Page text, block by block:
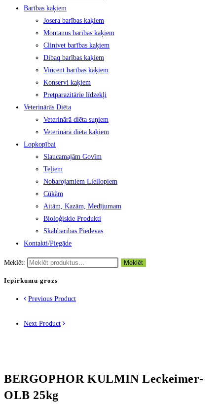
Barības kaķiem
Josera barības kaķiem
Montanus barības kaķiem
Clinivet barības kaķiem
Dibaq barības kaķiem
Vincent barības kaķiem
Konservi kaķiem
Pretparazitārie līdzekļi
Veterinārās Diēta
Veterinārā diēta suņiem
Veterinārā diēta kaķiem
Lopkopībai
Slaucamajām Govīm
Teļiem
Nobarojamiem Liellopiem
Cūkām
Aitām, Kazām, Medījumam
Bioloģiskie Produkti
Skābbarības Piedevas
Kontakti/Piegāde
Meklēt: Meklēt
Iepirkumu grozs
Previous Product
Next Product
BERGOPHOR KULMIN Leckeimer-
OLB 25kg